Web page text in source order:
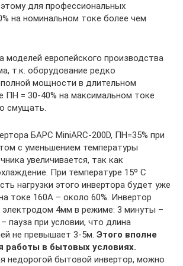
для профессиональных
на номинальном токе более чем
моделей европейского производства
т.к. оборудование редко
полной мощности в длительном
ПН = 30-40% на максимальном токе
смущать.
БАРС MiniARC-200D, ПН=35% при
с уменьшением температуры
увеличивается, так как
При температуре 15º С
нагрузки этого инвертора будет уже
токе 160А – около 60%. Инвертор
4мм в режиме: 3 минуты –
пауза при условии, что длина
не превышает 3-5м. Этого вполне
работы в бытовых условиях.
недорогой бытовой инвертор, можно